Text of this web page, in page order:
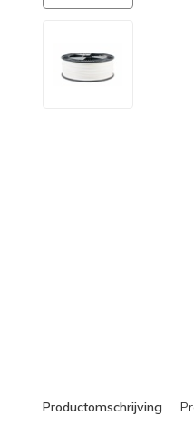
Productomschrijving